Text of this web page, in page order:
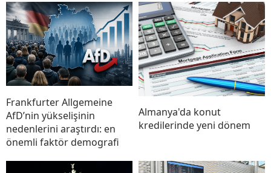
Frankfurter Allgemeine
AfD’nin yükselişinin
nedenlerini araştırdı: en
önemli faktör demografi
Almanya'da konut
kredilerinde yeni dönem